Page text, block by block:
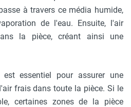
à travers ce média humide,
de l'eau. Ensuite, l'air
la pièce, créant ainsi une
essentiel pour assurer une
frais dans toute la pièce. Si le
certaines zones de la pièce